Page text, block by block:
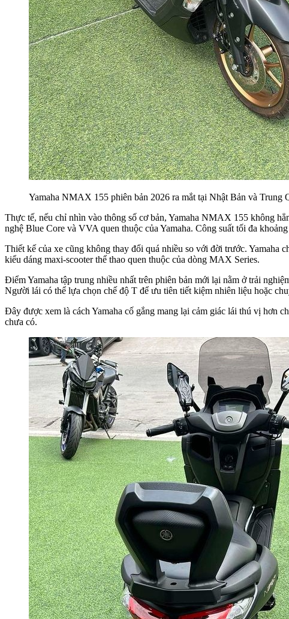
Yamaha NMAX 155 phiên bản 2026 ra mắt tại Nhật Bản và Trung
Thực tế, nếu chỉ nhìn vào thông số cơ bản, Yamaha NMAX 155 không
nghệ Blue Core và VVA quen thuộc của Yamaha. Công suất tối đa
Thiết kế của xe cũng không thay đổi quá nhiều so với đời trước. Yamaha
kiểu dáng maxi-scooter thể thao quen thuộc của dòng MAX Series.
Điểm Yamaha tập trung nhiều nhất trên phiên bản mới lại nằm ở trải
Người lái có thể lựa chọn chế độ T để ưu tiên tiết kiệm nhiên liệu hoặc
Đây được xem là cách Yamaha cố gắng mang lại cảm giác lái thú vị hơn
chưa có.